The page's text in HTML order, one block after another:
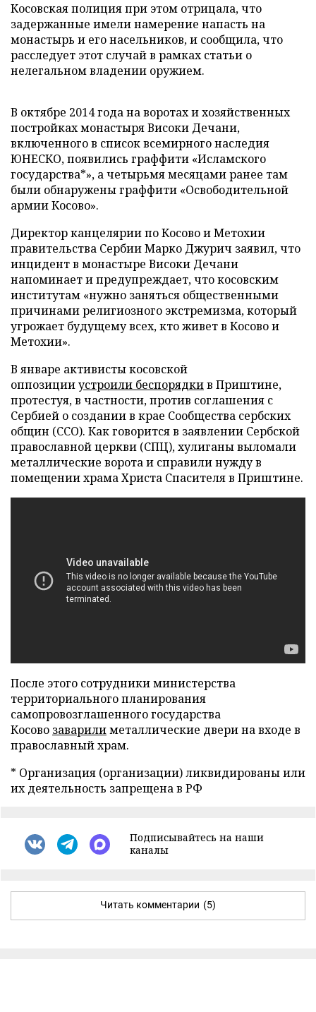
Косовская полиция при этом отрицала, что
задержанные имели намерение напасть на
монастырь и его насельников, и сообщила, что
расследует этот случай в рамках статьи о
нелегальном владении оружием.
В октябре 2014 года на воротах и хозяйственных
постройках монастыря Високи Дечани,
включенного в список всемирного наследия
ЮНЕСКО, появились граффити «Исламского
государства*», а четырьмя месяцами ранее там
были обнаружены граффити «Освободительной
армии Косово».
Директор канцелярии по Косово и Метохии
правительства Сербии Марко Джурич заявил, что
инцидент в монастыре Високи Дечани
напоминает и предупреждает, что косовским
институтам «нужно заняться общественными
причинами религиозного экстремизма, который
угрожает будущему всех, кто живет в Косово и
Метохии».
В январе активисты косовской
оппозицииустроили беспорядкив Приштине,
протестуя, в частности, против соглашения с
Сербией о создании в крае Сообщества сербских
общин (ССО). Как говорится в заявлении Сербской
православной церкви (СПЦ), хулиганы выломали
металлические ворота и справили нужду в
помещении храма Христа Спасителя в Приштине.
После этого сотрудники министерства
территориального планирования
самопровозглашенного государства
Косово заварилиметаллические двери на входе в
православный храм.
* Организация (организации) ликвидированы или
их деятельность запрещена в РФ
Подписывайтесь на наши
каналы
Читать комментарии (5)